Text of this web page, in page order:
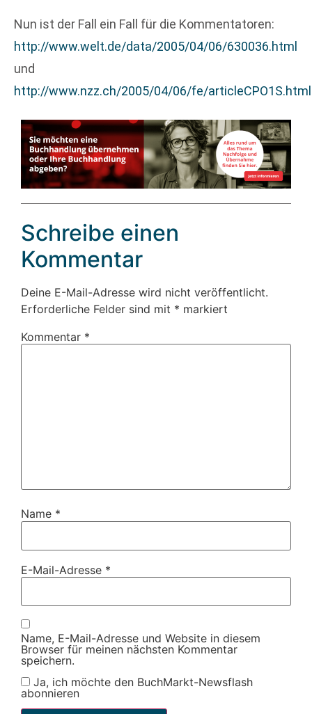
Nun ist der Fall ein Fall für die Kommentatoren:
http://www.welt.de/data/2005/04/06/630036.html
und
http://www.nzz.ch/2005/04/06/fe/articleCPO1S.html
Schreibe einen
Kommentar
Deine E-Mail-Adresse wird nicht veröffentlicht.
Erforderliche Felder sind mit * markiert
Kommentar *
Name *
E-Mail-Adresse *
Name, E-Mail-Adresse und Website in diesem
Browser für meinen nächsten Kommentar
speichern.
Ja, ich möchte den BuchMarkt-Newsflash
abonnieren